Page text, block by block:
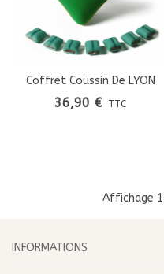
Coffret Coussin De LYON
36,90 € TTC
Affichage 1
INFORMATIONS